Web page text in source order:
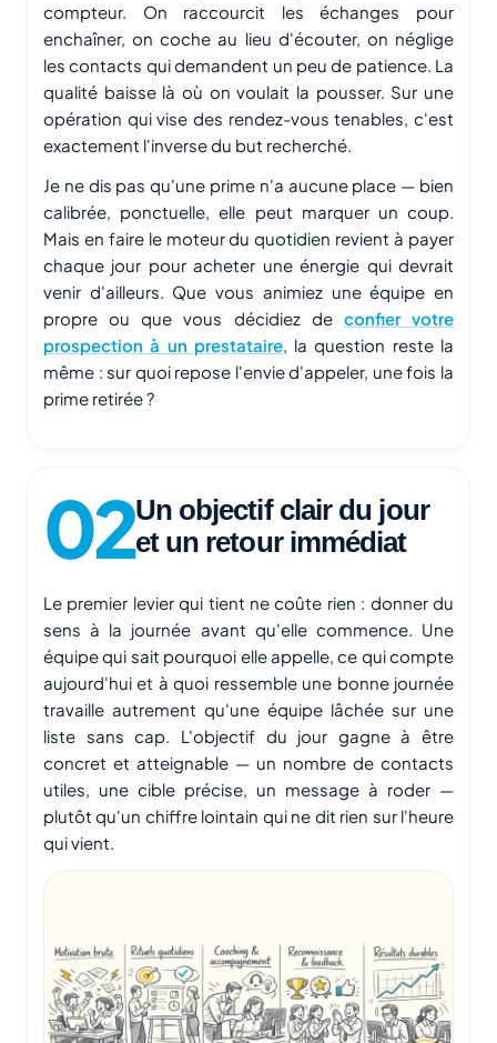
compteur. On raccourcit les échanges pour
enchaîner, on coche au lieu d'écouter, on néglige
les contacts qui demandent un peu de patience. La
qualité baisse là où on voulait la pousser. Sur une
opération qui vise des rendez-vous tenables, c'est
exactement l'inverse du but recherché.
Je ne dis pas qu'une prime n'a aucune place — bien
calibrée, ponctuelle, elle peut marquer un coup.
Mais en faire le moteur du quotidien revient à payer
chaque jour pour acheter une énergie qui devrait
venir d'ailleurs. Que vous animiez une équipe en
propre ou que vous décidiez de confier votre
prospection à un prestataire, la question reste la
même : sur quoi repose l'envie d'appeler, une fois la
prime retirée ?
Un objectif clair du jour
et un retour immédiat
Le premier levier qui tient ne coûte rien : donner du
sens à la journée avant qu'elle commence. Une
équipe qui sait pourquoi elle appelle, ce qui compte
aujourd'hui et à quoi ressemble une bonne journée
travaille autrement qu'une équipe lâchée sur une
liste sans cap. L'objectif du jour gagne à être
concret et atteignable — un nombre de contacts
utiles, une cible précise, un message à roder —
plutôt qu'un chiffre lointain qui ne dit rien sur l'heure
qui vient.